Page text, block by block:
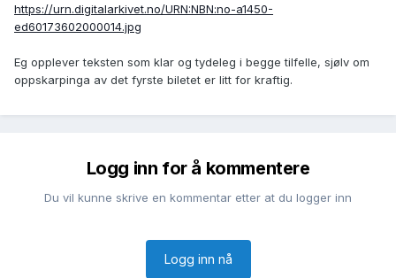
https://urn.digitalarkivet.no/URN:NBN:no-a1450-
ed60173602000014.jpg
Eg opplever teksten som klar og tydeleg i begge tilfelle, sjølv om
oppskarpinga av det fyrste biletet er litt for kraftig.
Logg inn for å kommentere
Du vil kunne skrive en kommentar etter at du logger inn
Logg inn nå